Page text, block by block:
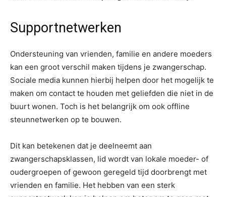
Supportnetwerken
Ondersteuning van vrienden, familie en andere moeders
kan een groot verschil maken tijdens je zwangerschap.
Sociale media kunnen hierbij helpen door het mogelijk te
maken om contact te houden met geliefden die niet in de
buurt wonen. Toch is het belangrijk om ook offline
steunnetwerken op te bouwen.
Dit kan betekenen dat je deelneemt aan
zwangerschapsklassen, lid wordt van lokale moeder- of
oudergroepen of gewoon geregeld tijd doorbrengt met
vrienden en familie. Het hebben van een sterk